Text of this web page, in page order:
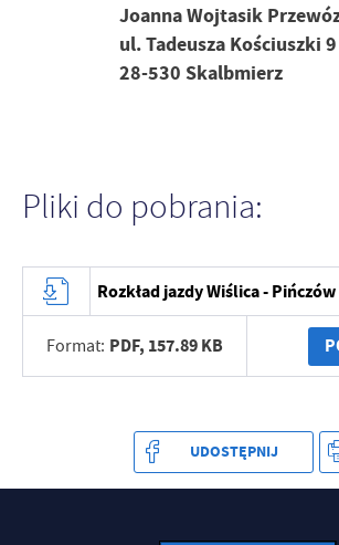
Joanna Wojtasik Przewóz
ul. Tadeusza Kościuszki 9
28-530 Skalbmierz
Pliki do pobrania:
Rozkład jazdy Wiślica -
Format: PDF, 157.89 KB
UDOSTĘPNIJ